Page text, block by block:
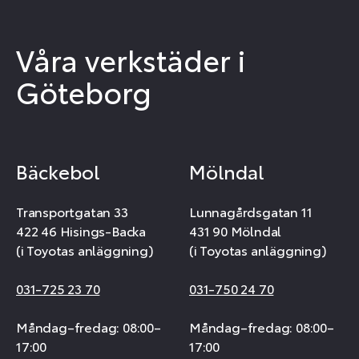
Våra verkstäder i
Göteborg
Bäckebol
Transportgatan 33
422 46 Hisings-Backa
(i Toyotas anläggning)
031-725 23 70
Måndag–fredag: 08:00–
17:00
Mölndal
Lunnagårdsgatan 11
431 90 Mölndal
(i Toyotas anläggning)
031-750 24 70
Måndag–fredag: 08:00–
17:00